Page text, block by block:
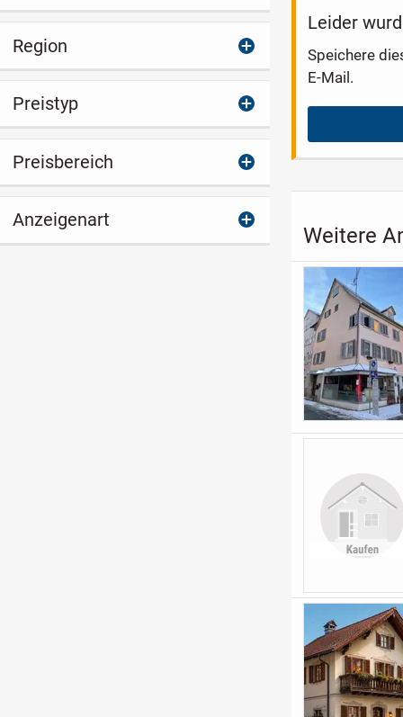
Leider
Speichere
E-Mail.
Weitere
Region
Preistyp
Preisbereich
Anzeigenart